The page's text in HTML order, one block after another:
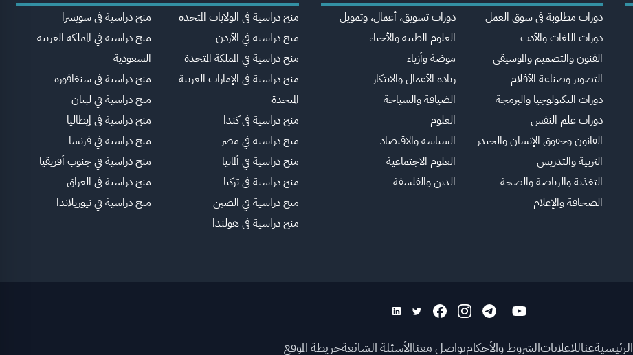
دورات مطلوبة في سوق العمل
دورات اللغات والأدب
الفنون والتصميم والموسيقى
التصوير وصناعة الأفلام
دورات التكنولوجيا والبرمجة
دورات علم النفس
القانون وحقوق الإنسان والجندر
التربية والتدريس
التغذية والرياضة والصحة
الصحافة والإعلام
دورات تسويق، أعمال، وتمويل
العلوم الطبية والأحياء
موضة وأزياء
ريادة الأعمال والابتكار
الضيافة والسياحة
العلوم
السياسة والاقتصاد
العلوم الاجتماعية
الدين والفلسفة
منح دراسية في الولايات المتحدة
منح دراسية في الأردن
منح دراسية في المملكة المتحدة
منح دراسية في الإمارات العربية
المتحدة
منح دراسية في كندا
منح دراسية في مصر
منح دراسية في ألمانيا
منح دراسية في تركيا
منح دراسية في الصين
منح دراسية في هولندا
منح دراسية في سويسرا
منح دراسية في المملكة العربية
السعودية
منح دراسية في سنغافورة
منح دراسية في لبنان
منح دراسية في إيطاليا
منح دراسية في فرنسا
منح دراسية في جنوب أفريقيا
منح دراسية في العراق
منح دراسية في نيوزيلاندا
الرئيسيةعناللاعلاناتالشروط والأحكامتواصل معناالأسئلة الشائعةخريطة الموقع